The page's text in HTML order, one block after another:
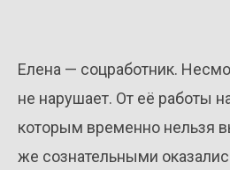
Елена — соцработник.
не нарушает. От её работы
которым временно нельзя
же сознательными